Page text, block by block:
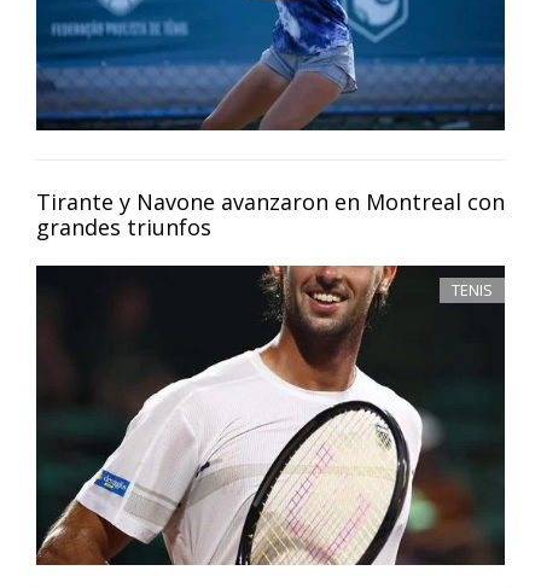
Tirante y Navone avanzaron en Montreal con
grandes triunfos
TENIS